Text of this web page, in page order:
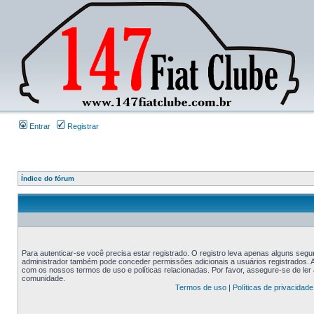
Entrar Registrar
Índice do fórum
Para autenticar-se você precisa estar registrado. O registro leva apenas alguns
administrador também pode conceder permissões adicionais a usuários registrados.
com os nossos termos de uso e políticas relacionadas. Por favor, assegure-se de
comunidade.
Termos de uso | Políticas de privacidade